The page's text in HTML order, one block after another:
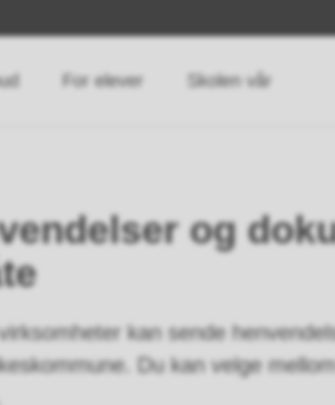
For elever Skolen vår
og
kan sende
Du kan velge